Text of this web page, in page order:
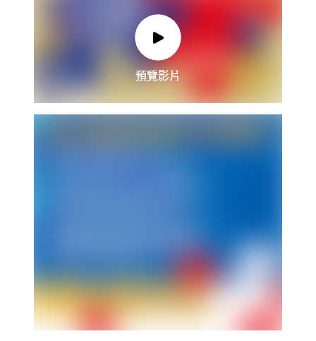
預覽影片
預覽影片